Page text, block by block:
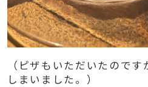
（ピザもいただいたので
しまいました。）